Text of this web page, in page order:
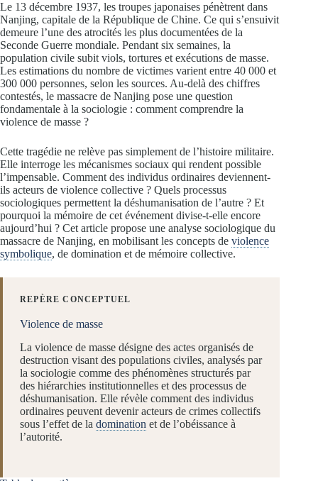
Le 13 décembre 1937, les troupes japonaises pénètrent dans
Nanjing, capitale de la République de Chine. Ce qui s’ensuivit
demeure l’une des atrocités les plus documentées de la
Seconde Guerre mondiale. Pendant six semaines, la
population civile subit viols, tortures et exécutions de masse.
Les estimations du nombre de victimes varient entre 40 000 et
300 000 personnes, selon les sources. Au-delà des chiffres
contestés, le massacre de Nanjing pose une question
fondamentale à la sociologie : comment comprendre la
violence de masse ?
Cette tragédie ne relève pas simplement de l’histoire militaire.
Elle interroge les mécanismes sociaux qui rendent possible
l’impensable. Comment des individus ordinaires deviennent-
ils acteurs de violence collective ? Quels processus
sociologiques permettent la déshumanisation de l’autre ? Et
pourquoi la mémoire de cet événement divise-t-elle encore
aujourd’hui ? Cet article propose une analyse sociologique du
massacre de Nanjing, en mobilisant les concepts de violence
symbolique, de domination et de mémoire collective.
REPÈRE CONCEPTUEL
Violence de masse
La violence de masse désigne des actes organisés de
destruction visant des populations civiles, analysés par
la sociologie comme des phénomènes structurés par
des hiérarchies institutionnelles et des processus de
déshumanisation. Elle révèle comment des individus
ordinaires peuvent devenir acteurs de crimes collectifs
sous l’effet de la domination et de l’obéissance à
l’autorité.